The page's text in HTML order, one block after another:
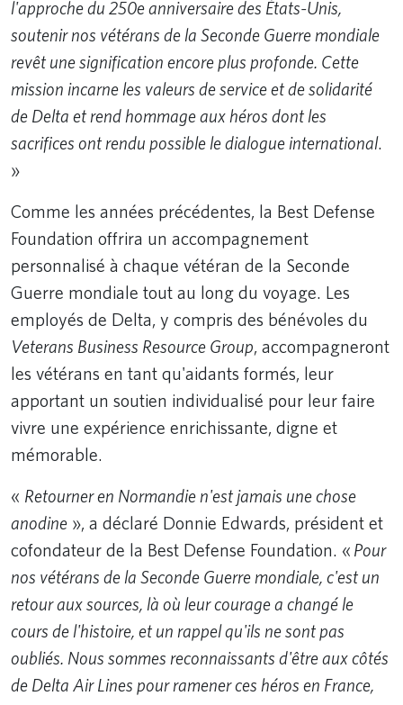
l'approche du 250e anniversaire des États-Unis,
soutenir nos vétérans de la Seconde Guerre mondiale
revêt une signification encore plus profonde. Cette
mission incarne les valeurs de service et de solidarité
de Delta et rend hommage aux héros dont les
sacrifices ont rendu possible le dialogue international.
»
Comme les années précédentes, la Best Defense
Foundation offrira un accompagnement
personnalisé à chaque vétéran de la Seconde
Guerre mondiale tout au long du voyage. Les
employés de Delta, y compris des bénévoles du
Veterans Business Resource Group, accompagneront
les vétérans en tant qu'aidants formés, leur
apportant un soutien individualisé pour leur faire
vivre une expérience enrichissante, digne et
mémorable.
« Retourner en Normandie n'est jamais une chose
anodine », a déclaré Donnie Edwards, président et
cofondateur de la Best Defense Foundation. « Pour
nos vétérans de la Seconde Guerre mondiale, c'est un
retour aux sources, là où leur courage a changé le
cours de l'histoire, et un rappel qu'ils ne sont pas
oubliés. Nous sommes reconnaissants d'être aux côtés
de Delta Air Lines pour ramener ces héros en France,